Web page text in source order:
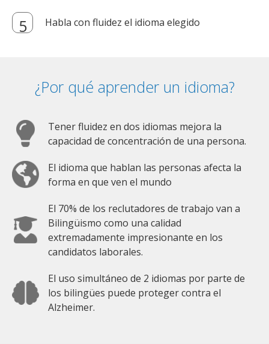
Habla con fluidez el idioma elegido
¿Por qué aprender un idioma?
Tener fluidez en dos idiomas mejora la
capacidad de concentración de una persona.
El idioma que hablan las personas afecta la
forma en que ven el mundo
El 70% de los reclutadores de trabajo van a
Bilingüismo como una calidad
extremadamente impresionante en los
candidatos laborales.
El uso simultáneo de 2 idiomas por parte de
los bilingües puede proteger contra el
Alzheimer.